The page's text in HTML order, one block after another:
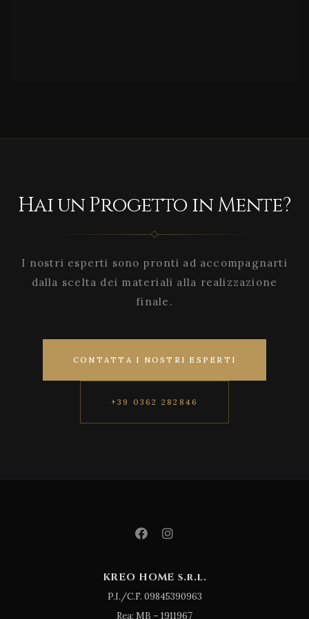
Hai un Progetto in Mente?
I nostri esperti sono pronti ad accompagnarti
dalla scelta dei materiali alla realizzazione
finale.
CONTATTA I NOSTRI ESPERTI
+39 0362 282846
KREO HOME s.r.l.
P.I./C.F. 09845390963
Rea: MB – 1911967